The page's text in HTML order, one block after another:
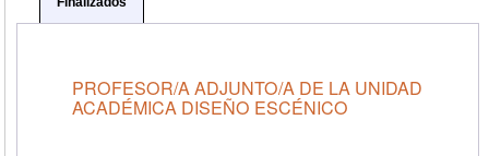
PROFESOR/A ADJUNTO/A DE LA UNIDAD
ACADÉMICA DISEÑO ESCÉNICO